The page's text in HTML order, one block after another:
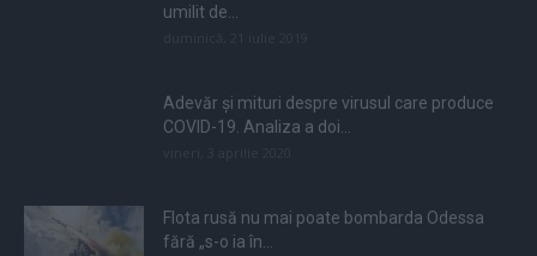
umilit de...
Adevăr și mituri despre virusul care produce
COVID-19. Analiza a doi...
Flota rusă nu mai poate bombarda Odessa
fără „s-o ia în...